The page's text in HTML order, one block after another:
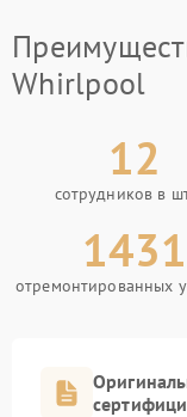
Whirlpool
12
сотрудников в
1431
отремонтированных